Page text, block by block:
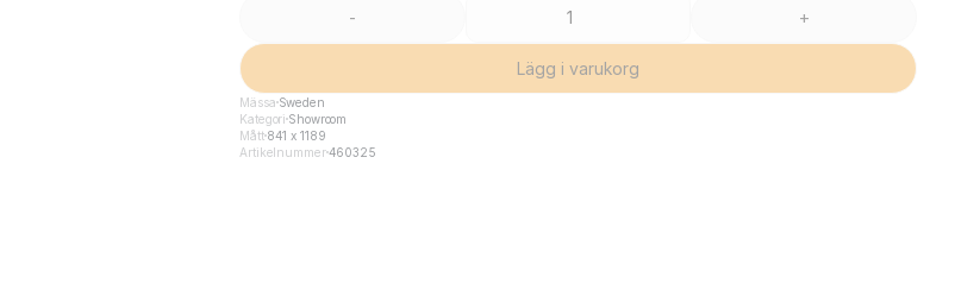
- +
Lägg i varukorg
Mässa Sweden
Kategori Showroom
Mått841 x 1189
Artikelnummer460325